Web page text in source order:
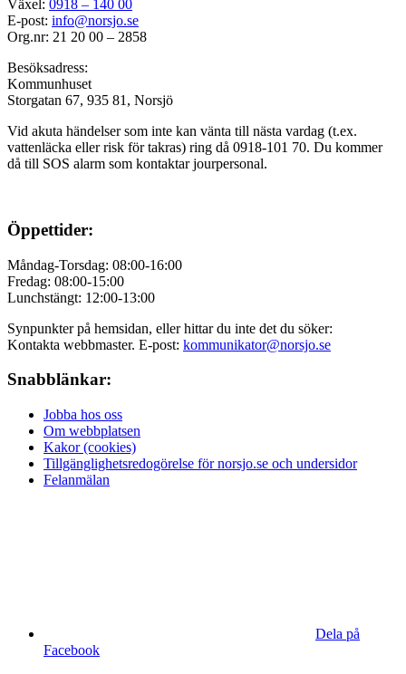
Växel: 0918 – 140 00
E-post: info@norsjo.se
Org.nr: 21 20 00 – 2858
Besöksadress:
Kommunhuset
Storgatan 67, 935 81, Norsjö
Vid akuta händelser som inte kan vänta till nästa vardag (t.ex.
vattenläcka ellerrisk för takras) ring då 0918-101 70. Du kommer
då till SOS alarm som kontaktar jourpersonal.
Öppettider:
Måndag-Torsdag: 08:00-16:00
Fredag: 08:00-15:00
Lunchstängt: 12:00-13:00
Synpunkter på hemsidan, eller hittar du inte det du söker:
Kontakta webbmaster. E-post: kommunikator@norsjo.se
Snabblänkar:
Jobba hos oss
Om webbplatsen
Kakor (cookies)
Tillgänglighetsredogörelse för norsjo.se och undersidor
Felanmälan
Dela på
Facebook